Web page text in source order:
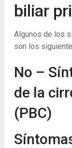
biliar
Algunos de los
son los
No –
de la
(PBC)